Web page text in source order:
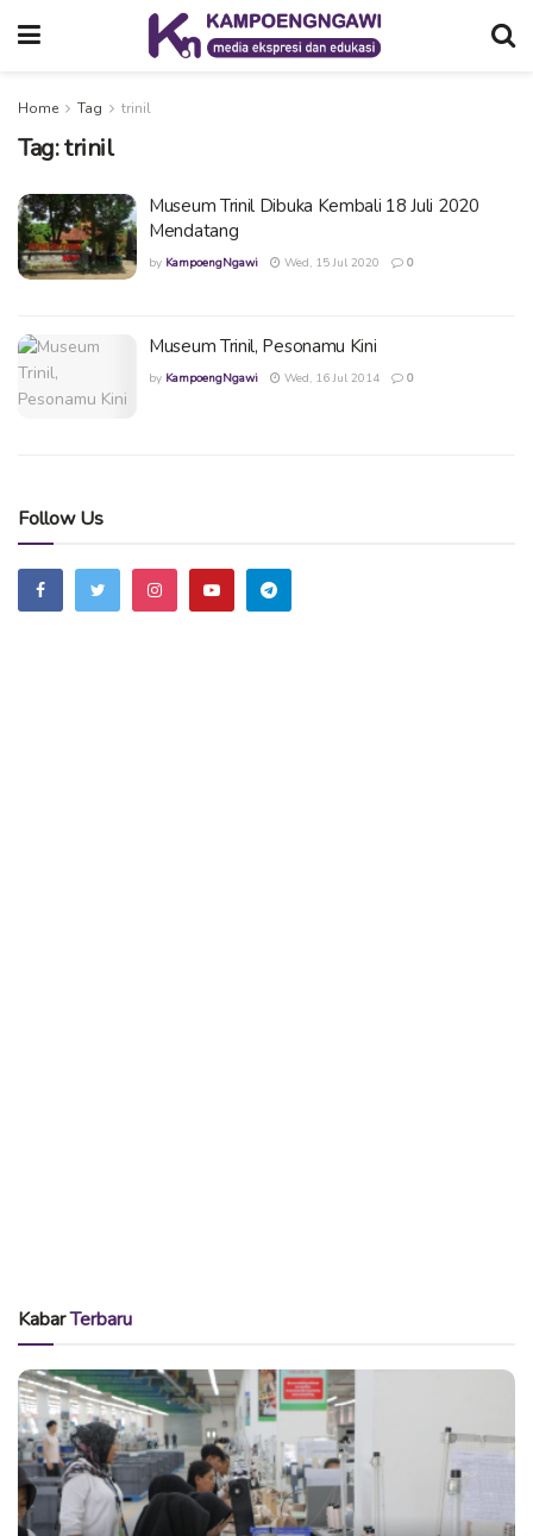
Home Tag trinil
Tag:trinil
Museum Trinil Dibuka Kembali 18 Juli 2020
Mendatang
by KampoengNgawi Wed, 15 Jul 2020 0
Museum Trinil, Pesonamu Kini
by KampoengNgawi Wed, 16 Jul 2014 0
Follow Us
KabarTerbaru